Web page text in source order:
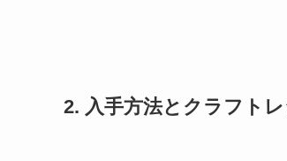
2. 入手方法とクラフト